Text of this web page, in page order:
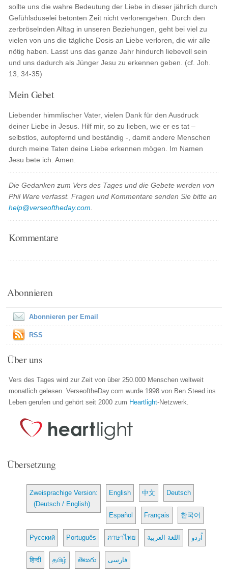
sollte uns die wahre Bedeutung der Liebe in dieser jährlich durch
Gefühlsduselei betonten Zeit nicht verlorengehen. Durch den
zerbröselnden Alltag in unseren Beziehungen, geht bei viel zu
vielen von uns die tägliche Dosis an Liebe verloren, die wir alle
nötig haben. Lasst uns das ganze Jahr hindurch liebevoll sein
und uns dadurch als Jünger Jesu zu erkennen geben. (cf. Joh.
13, 34-35)
Mein Gebet
Liebender himmlischer Vater, vielen Dank für den Ausdruck
deiner Liebe in Jesus. Hilf mir, so zu lieben, wie er es tat –
selbstlos, aufopfernd und beständig -, damit andere Menschen
durch meine Taten deine Liebe erkennen mögen. Im Namen
Jesu bete ich. Amen.
Die Gedanken zum Vers des Tages und die Gebete werden von
Phil Ware verfasst. Fragen und Kommentare senden Sie bitte an
help@verseoftheday.com
Kommentare
Abonnieren
Abonnieren per Email
RSS
Über uns
Vers des Tages wird zur Zeit von über 250.000 Menschen weltweit
monatlich gelesen. VerseoftheDay.com wurde 1998 von Ben Steed ins
Leben gerufen und gehört seit 2000 zum Heartlight-Netzwerk.
Übersetzung
Zweisprachige Version:
(Deutsch / English)
English 中文 Deutsch
Español Français 한국어
Русский Português ภาษาไทย اللغة العربية اُردو
हिन्दी தமிழ் తెలుగు فارسی